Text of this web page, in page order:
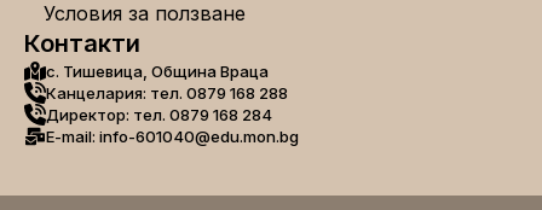
Условия за ползване
Контакти
с. Тишевица, Община Враца
Канцелария: тел. 0879 168 288
Директор: тел. 0879 168 284
E-mail: info-601040@edu.mon.bg